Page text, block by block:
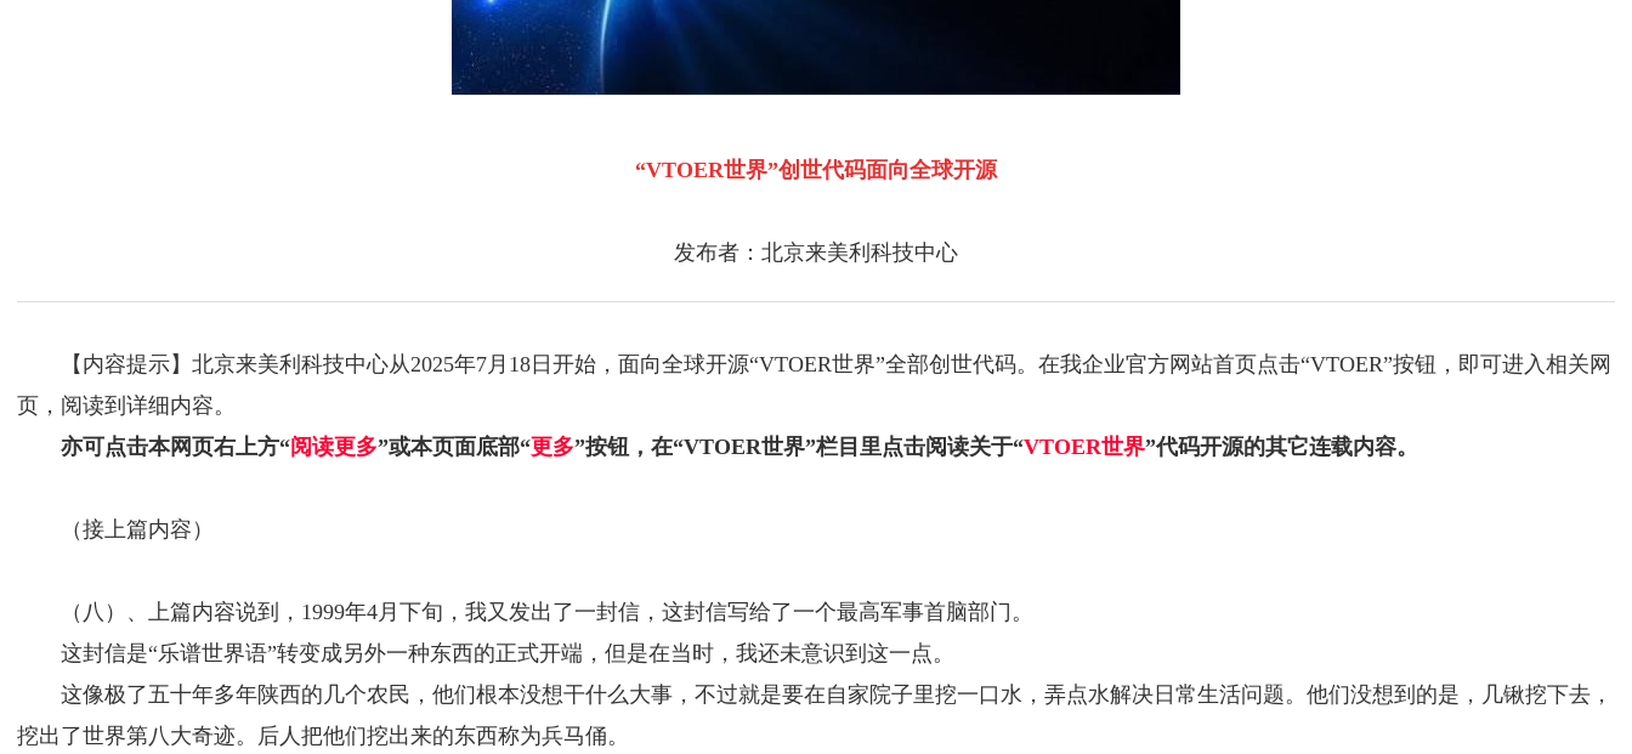
“VTOER世界”创世代码面向全球开源
发布者：北京来美利科技中心
【内容提示】北京来美利科技中心从2025年7月18日开始，面向全球开源“VTOER世界”全部创世代码。在我企业官方网站首页点击“VTOER”按钮，即可进入相关网
页，阅读到详细内容。
亦可点击本网页右上方“阅读更多”或本页面底部“更多”按钮，在“VTOER世界”栏目里点击阅读关于“VTOER世界”代码开源的其它连载内容。
（接上篇内容）
（八）、上篇内容说到，1999年4月下旬，我又发出了一封信，这封信写给了一个最高军事首脑部门。
这封信是“乐谱世界语”转变成另外一种东西的正式开端，但是在当时，我还未意识到这一点。
这像极了五十年多年陕西的几个农民，他们根本没想干什么大事，不过就是要在自家院子里挖一口水，弄点水解决日常生活问题。他们没想到的是，几锹挖下去，
挖出了世界第八大奇迹。后人把他们挖出来的东西称为兵马俑。